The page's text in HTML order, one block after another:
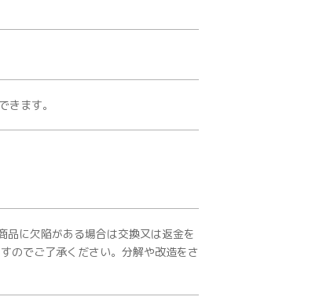
きます。
に欠陥がある場合は交換又は返金を
のでご了承ください。分解や改造をさ